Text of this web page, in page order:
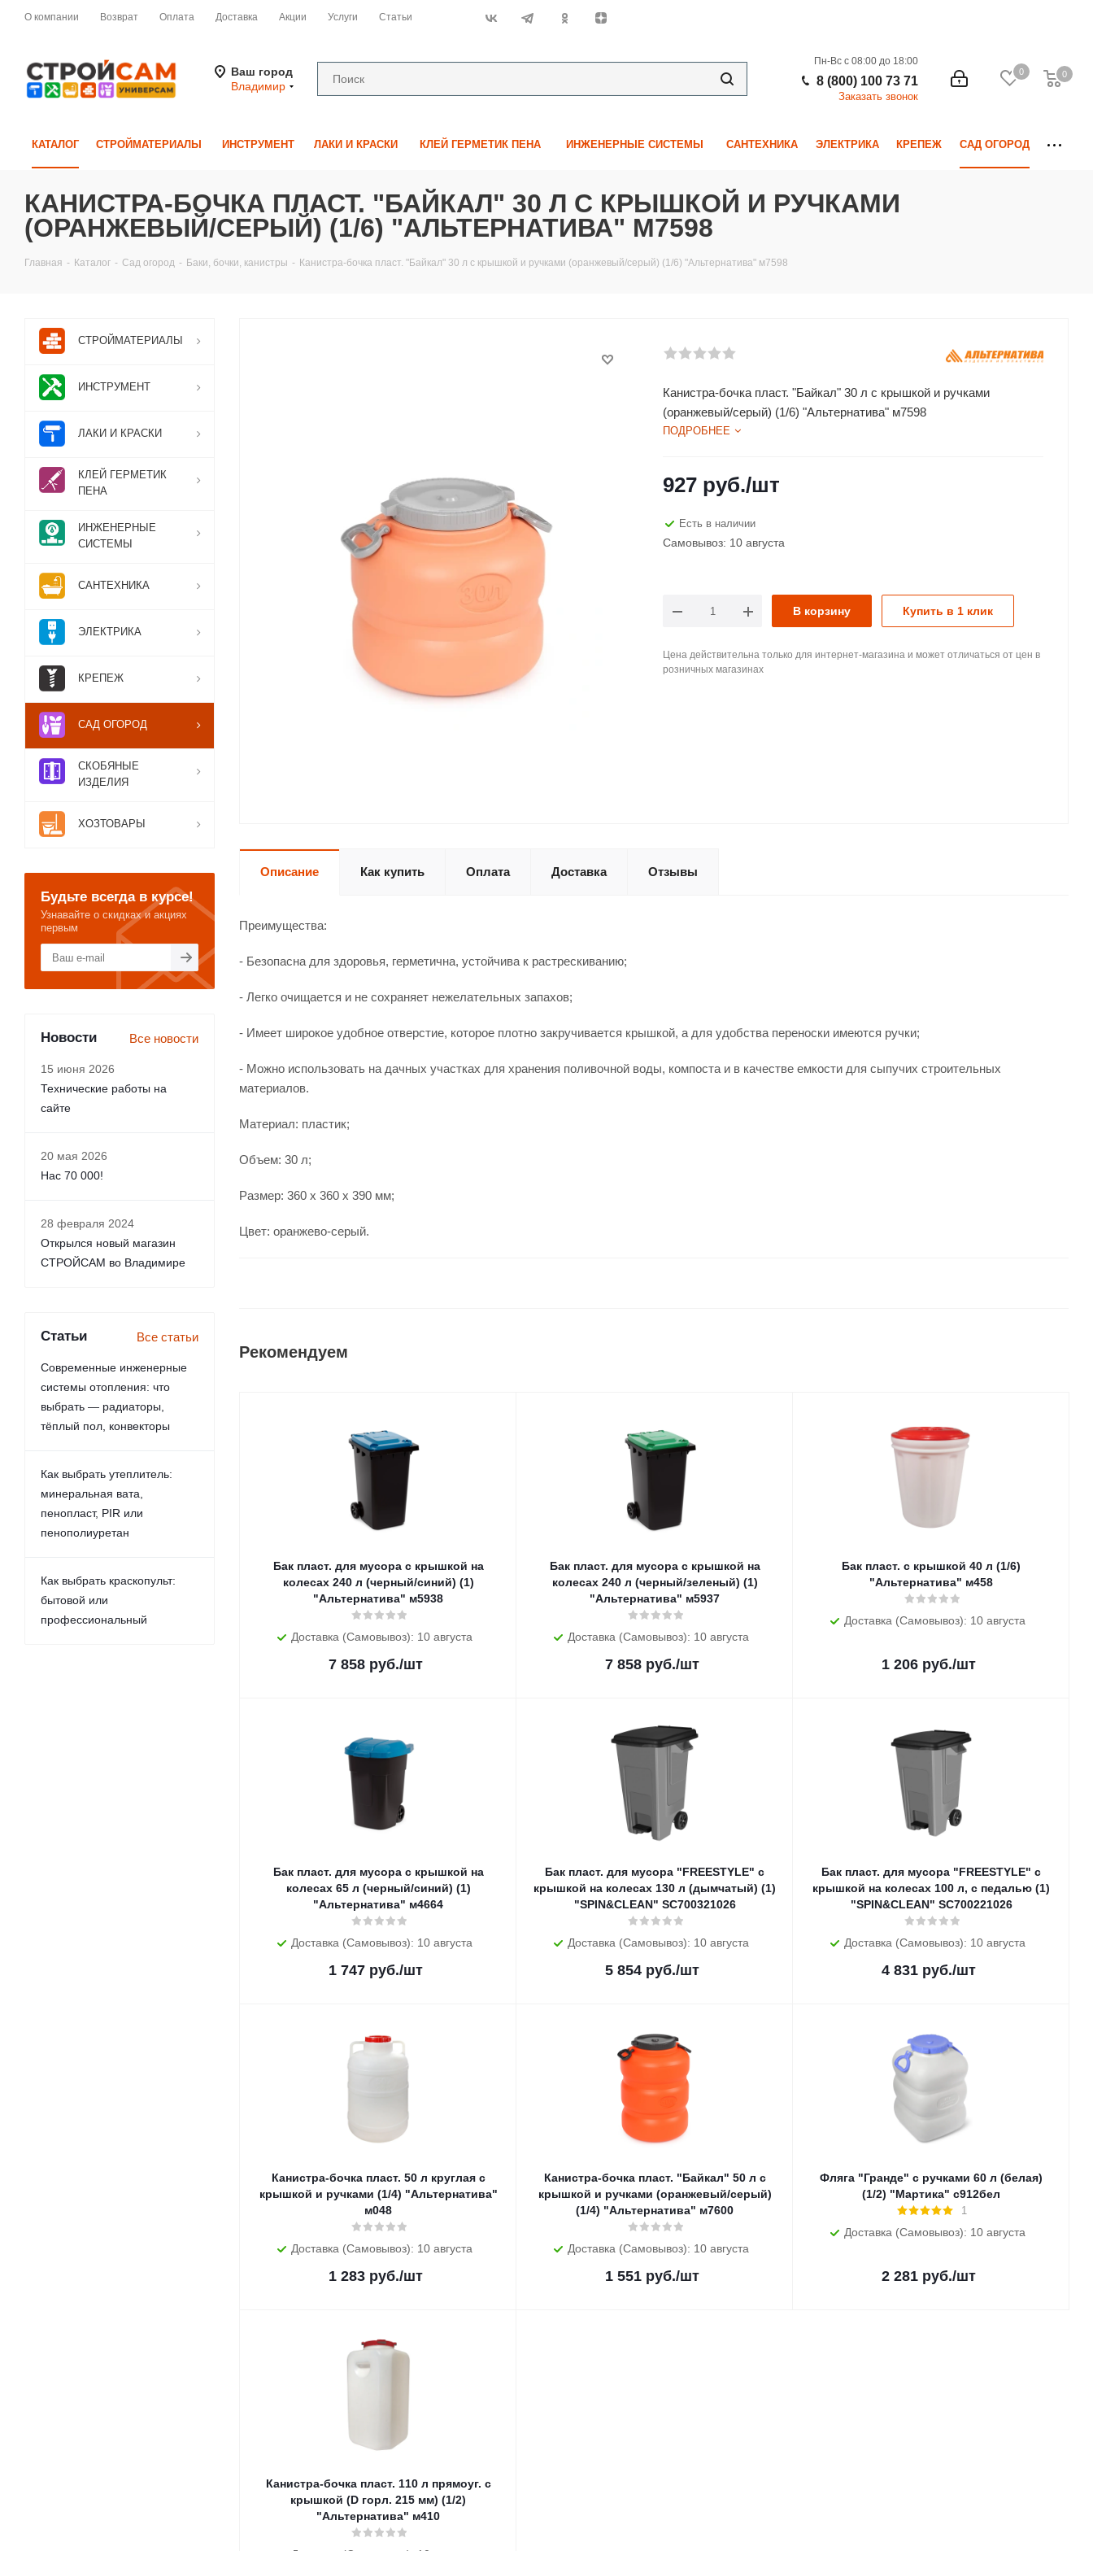
О компании Возврат Оплата Доставка Акции Услуги Статьи
Ваш город
Владимир
0 0
0
Пн-Вс с 08:00 до 18:00
8 (800) 100 73 71
Заказать звонок
КАТАЛОГ СТРОЙМАТЕРИАЛЫ ИНСТРУМЕНТ ЛАКИ И КРАСКИ КЛЕЙ ГЕРМЕТИК ПЕНА ИНЖЕНЕРНЫЕ СИСТЕМЫ САНТЕХНИКА ЭЛЕКТРИКА КРЕПЕЖ САД ОГОРОД
КАНИСТРА-БОЧКА ПЛАСТ. "БАЙКАЛ" 30 Л С КРЫШКОЙ И РУЧКАМИ
(ОРАНЖЕВЫЙ/СЕРЫЙ) (1/6) "АЛЬТЕРНАТИВА" М7598
Главная - Каталог - Сад огород - Баки, бочки, канистры - Канистра-бочка пласт. "Байкал" 30 л с крышкой и ручками (оранжевый/серый) (1/6) "Альтернатива" м7598
Канистра-бочка пласт. "Байкал" 30 л с крышкой и ручками
(оранжевый/серый) (1/6) "Альтернатива" м7598
ПОДРОБНЕЕ
927 руб./шт
Есть в наличии
Самовывоз: 10 августа
В корзину Купить в 1 клик
Цена действительна только для интернет-магазина и может отличаться от цен в
розничных магазинах
Описание Как купить Оплата Доставка Отзывы
Преимущества:
- Безопасна для здоровья, герметична, устойчива к растрескиванию;
- Легко очищается и не сохраняет нежелательных запахов;
- Имеет широкое удобное отверстие, которое плотно закручивается крышкой, а для удобства переноски имеются ручки;
- Можно использовать на дачных участках для хранения поливочной воды, компоста и в качестве емкости для сыпучих строительных
материалов.
Материал: пластик;
Объем: 30 л;
Размер: 360 x 360 x 390 мм;
Цвет: оранжево-серый.
Рекомендуем
Бак пласт. для мусора с крышкой на
колесах 240 л (черный/синий) (1)
"Альтернатива" м5938
Доставка (Самовывоз): 10 августа
7 858руб./шт
Бак пласт. для мусора с крышкой на
колесах 240 л (черный/зеленый) (1)
"Альтернатива" м5937
Доставка (Самовывоз): 10 августа
7 858руб./шт
Бак пласт. с крышкой 40 л (1/6)
"Альтернатива" м458
Доставка (Самовывоз): 10 августа
1 206руб./шт
Бак пласт. для мусора с крышкой на
колесах 65 л (черный/синий) (1)
"Альтернатива" м4664
Доставка (Самовывоз): 10 августа
1 747руб./шт
Бак пласт. для мусора "FREESTYLE" с
крышкой на колесах 130 л (дымчатый) (1)
"SPIN&CLEAN" SC700321026
Доставка (Самовывоз): 10 августа
5 854руб./шт
Бак пласт. для мусора "FREESTYLE" с
крышкой на колесах 100 л, с педалью (1)
"SPIN&CLEAN" SC700221026
Доставка (Самовывоз): 10 августа
4 831руб./шт
Канистра-бочка пласт. 50 л круглая с
крышкой и ручками (1/4) "Альтернатива"
м048
Доставка (Самовывоз): 10 августа
1 283руб./шт
Канистра-бочка пласт. "Байкал" 50 л с
крышкой и ручками (оранжевый/серый)
(1/4) "Альтернатива" м7600
Доставка (Самовывоз): 10 августа
1 551руб./шт
Фляга "Гранде" с ручками 60 л (белая)
(1/2) "Мартика" с912бел
1
Доставка (Самовывоз): 10 августа
2 281руб./шт
Канистра-бочка пласт. 110 л прямоуг. с
крышкой (D горл. 215 мм) (1/2)
"Альтернатива" м410
СТРОЙМАТЕРИАЛЫ
ИНСТРУМЕНТ
ЛАКИ И КРАСКИ
КЛЕЙ ГЕРМЕТИК
ПЕНА
ИНЖЕНЕРНЫЕ
СИСТЕМЫ
САНТЕХНИКА
ЭЛЕКТРИКА
КРЕПЕЖ
САД ОГОРОД
СКОБЯНЫЕ
ИЗДЕЛИЯ
ХОЗТОВАРЫ
Будьте всегда в курсе!
Узнавайте о скидках и акциях
первым
Новости Все новости
15 июня 2026
Технические работы на
сайте
20 мая 2026
Нас 70 000!
28 февраля 2024
Открылся новый магазин
СТРОЙСАМ во Владимире
Статьи Все статьи
Современные инженерные
системы отопления: что
выбрать — радиаторы,
тёплый пол, конвекторы
Как выбрать утеплитель:
минеральная вата,
пенопласт, PIR или
пенополиуретан
Как выбрать краскопульт:
бытовой или
профессиональный